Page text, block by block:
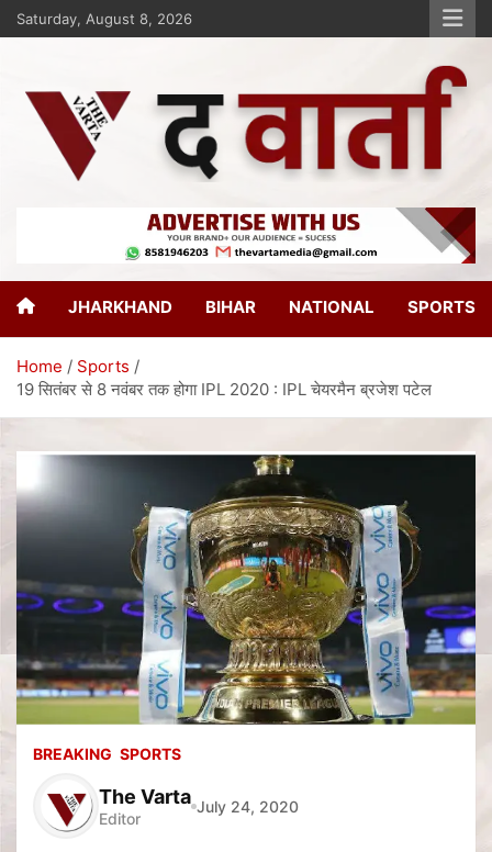
Saturday, August 8, 2026
The Varta
JHARKHAND BIHAR NATIONAL SPORTS
Home
Sports
19 सितंबर से 8 नवंबर तक होगा IPL 2020 : IPL चेयरमैन ब्रजेश पटेल
BREAKING SPORTS
The Varta
Editor
July 24, 2020